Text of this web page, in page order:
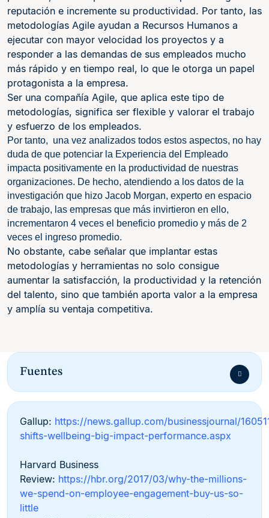
reputación e incremente su productividad. Por tanto, las
metodologías Agile ayudan a Recursos Humanos a
ejecutar con mayor velocidad los proyectos y a
responder a las demandas de sus empleados mucho
más rápido y en tiempo real, lo que le otorga un papel
protagonista a la empresa.
Ser una compañía Agile, que aplica este tipo de
metodologías, significa ser flexible y valorar el trabajo
y esfuerzo de los empleados.
Por tanto, una vez analizados todos estos aspectos, no hay
duda de que potenciar la Experiencia del Empleado
impacta positivamente en la productividad de nuestras
organizaciones. De hecho, atendiendo a los datos de la
investigación que hizo Jacob Morgan, experto en espacio
de trabajo, las empresas que más invirtieron en ello,
incrementaron 4 veces el beneficio promedio y más de 2
veces el ingreso promedio.
No obstante, cabe señalar que implantar estas
metodologías y herramientas no solo consigue
aumentar la satisfacción, la productividad y la retención
del talento, sino que también aporta valor a la empresa
y amplía su ventaja competitiva.
Fuentes
Gallup: https://news.gallup.com/businessjournal/
shifts-wellbeing-big-impact-performance.aspx
Harvard Business
Review: https://hbr.org/2017/03/why-the-millions-
we-spend-on-employee-engagement-buy-us-so-
little